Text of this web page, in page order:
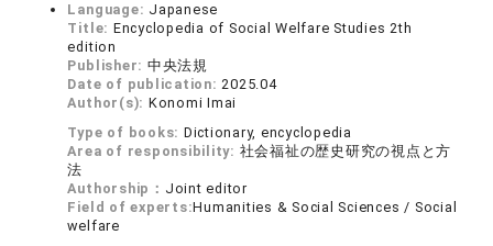
Language: Japanese
Title: Encyclopedia of Social Welfare Studies 2th
edition
Publisher: 中央法規
Date of publication:2025.04
Author(s): Konomi Imai
Type of books: Dictionary, encyclopedia
Area of responsibility: 社会福祉の歴史研究の視点と方
法
Authorship： Joint editor
Field of experts:Humanities & Social Sciences / Social
welfare